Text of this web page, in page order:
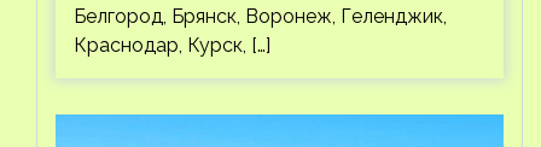
Белгород, Брянск, Воронеж, Геленджик,
Краснодар, Курск, […]